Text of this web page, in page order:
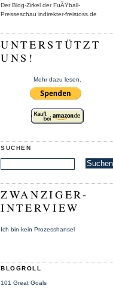
Der Blog-Zirkel der FuÃŸball-
Presseschau indirekter-freistoss.de
UNTERSTÜTZT
UNS!
Mehr dazu lesen.
SUCHEN
ZWANZIGER-
INTERVIEW
Ich bin kein Prozesshansel
BLOGROLL
101 Great Goals